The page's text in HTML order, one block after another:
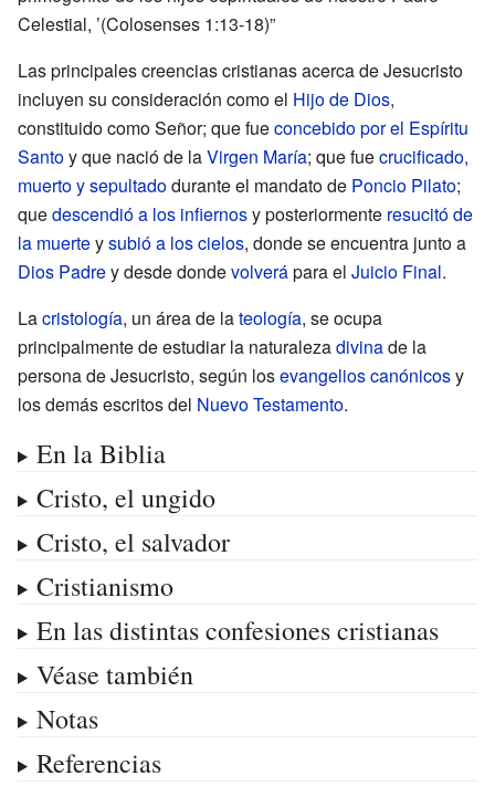
Celestial, ’(Colosenses 1:13-18)”
Las principales creencias cristianas acerca de Jesucristo
incluyen su consideración como el Hijo de Dios,
constituido como Señor; que fueconcebido por el Espíritu
Santoy que nació de laVirgen María; que fuecrucificado,
muerto y sepultadodurante el mandato de Poncio Pilato;
quedescendió a los infiernosy posteriormente resucitó de
la muerteysubió a los cielos, donde se encuentra junto a
Dios Padrey desde dondevolverápara el Juicio Final.
Lacristología, un área de lateología, se ocupa
principalmente de estudiar la naturalezadivinade la
persona de Jesucristo, según losevangelios canónicosy
los demás escritos del Nuevo Testamento.
En la Biblia
Cristo, el ungido
Cristo, el salvador
Cristianismo
En las distintas confesiones cristianas
Véase también
Notas
Referencias